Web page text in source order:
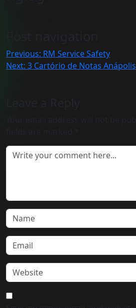
Previous: RM Service Safety
Next: 3 Cartório de Notas Anápolis